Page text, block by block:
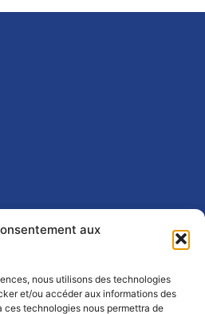
aux
nous utilisons des technologies
et/ou accéder aux informations des
ces technologies nous permettra de